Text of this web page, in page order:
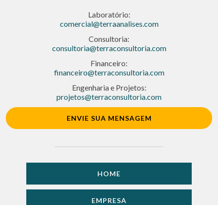
Laboratório:
comercial@terraanalises.com
Consultoria:
consultoria@terraconsultoria.com
Financeiro:
financeiro@terraconsultoria.com
Engenharia e Projetos:
projetos@terraconsultoria.com
ENVIE SUA MENSAGEM
HOME
EMPRESA